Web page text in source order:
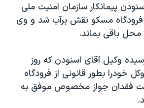
آزادی
کادر رهبری ایران
پیمانکار سازمان امنیت ملی
فرودگاه مسکو نقش برآب شد و وی
محل باقی بماند.
وکیل آقای اسنودن که روز
خودرا بطور قانونی از فرودگاه
فقدان جواز مخصوص موفق به